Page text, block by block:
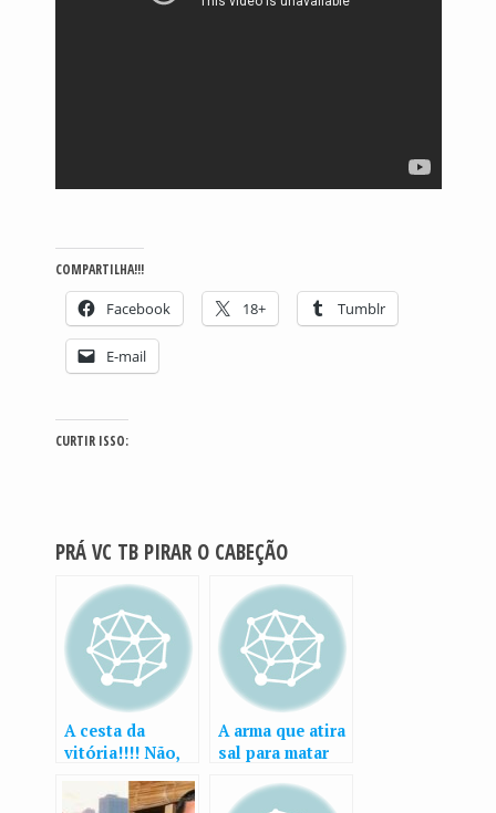
COMPARTILHA!!!
Facebook 18+ Tumblr
E-mail
CURTIR ISSO:
PRÁ VC TB PIRAR O CABEÇÃO
A cesta da
vitória!!!! Não,
A arma que atira
sal para matar